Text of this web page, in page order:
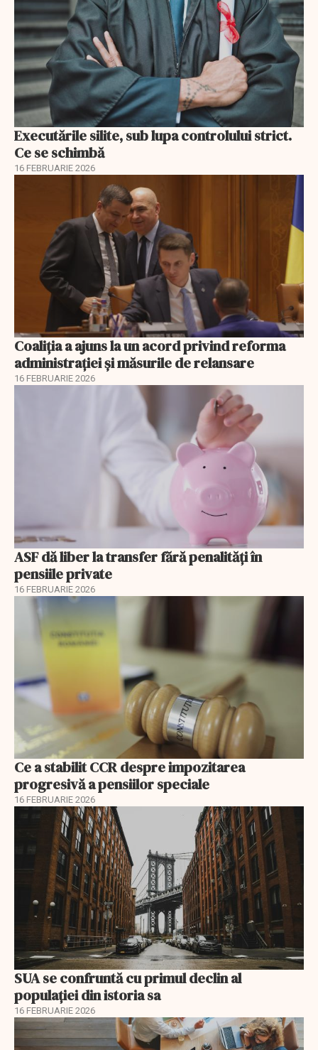
Executările silite, sub lupa controlului strict.
Ce se schimbă
16 FEBRUARIE 2026
Coaliția a ajuns la un acord privind reforma
administrației și măsurile de relansare
16 FEBRUARIE 2026
ASF dă liber la transfer fără penalități în
pensiile private
16 FEBRUARIE 2026
Ce a stabilit CCR despre impozitarea
progresivă a pensiilor speciale
16 FEBRUARIE 2026
SUA se confruntă cu primul declin al
populației din istoria sa
16 FEBRUARIE 2026